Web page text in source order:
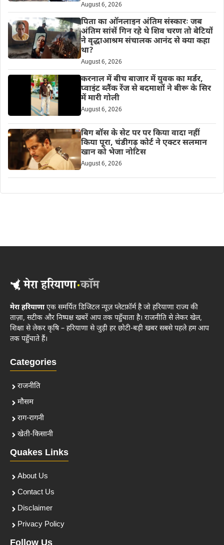
August 6, 2026
पिता का ऑनलाइन अंतिम संस्कारः जब
अंतिम सांसें गिन रहे थे शिव चरण तो बेटियों
ने वृद्धाआश्रम संचालक आनंद से क्या कहा
था?
August 6, 2026
करनाल में बीच बाजार में युवक का मर्डर,
प्वाइंट ब्लैंक रेंज से बदमाशों ने बीरू के सिर
में मारी गोली
August 6, 2026
बिग बॉस के सेट पर पर किया वादा नहीं
किया पूरा, चंडीगढ़ कोर्ट ने एक्टर सलमान
खान को भेजा नोटिस
August 6, 2026
मेरा हरियाणाएक समर्पित डिजिटल न्यूज़ प्लेटफ़ॉर्म है जो हरियाणा राज्य की
ताज़ा, सटीक और निष्पक्ष खबरें आप तक पहुँचाता है। राजनीति से लेकर खेल,
शिक्षा से लेकर कृषि – हरियाणा से जुड़ी हर छोटी-बड़ी खबर सबसे पहले हम आप
तक पहुँचाते हैं।
Categories
राजनीति
मौसम
राग-रागनी
खेती-किसानी
Quakes Links
About Us
Contact Us
Disclaimer
Privacy Policy